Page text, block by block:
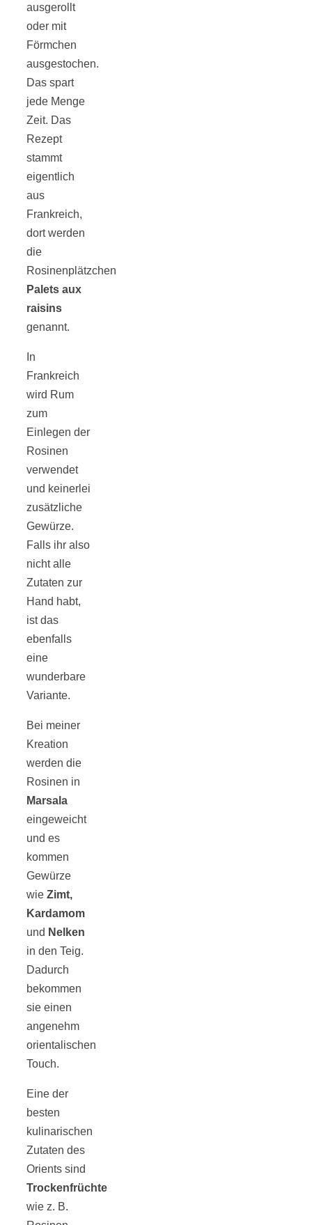
ausgerollt
oder mit
Förmchen
ausgestochen.
Das spart
jede Menge
Zeit. Das
Rezept
stammt
eigentlich
aus
Frankreich,
dort werden
die
Rosinenplätzchen
Palets aux
raisins
genannt.
In
Frankreich
wird Rum
zum
Einlegen der
Rosinen
verwendet
und keinerlei
zusätzliche
Gewürze.
Falls ihr also
nicht alle
Zutaten zur
Hand habt,
ist das
ebenfalls
eine
wunderbare
Variante.
Bei meiner
Kreation
werden die
Rosinen in
Marsala
eingeweicht
und es
kommen
Gewürze
wie Zimt,
Kardamom
und Nelken
in den Teig.
Dadurch
bekommen
sie einen
angenehm
orientalischen
Touch.
Eine der
besten
kulinarischen
Zutaten des
Orients sind
Trockenfrüchte
wie z. B.